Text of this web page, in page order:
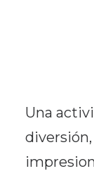
Una